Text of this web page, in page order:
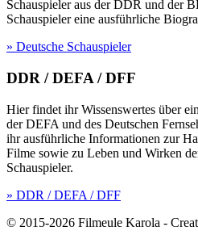
Schauspieler aus der DDR und der
Schauspieler eine ausführliche
» Deutsche Schauspieler
DDR / DEFA / DFF
Hier findet ihr Wissenswertes über
der DEFA und des Deutschen
ihr ausführliche Informationen zur
Filme sowie zu Leben und Wirken
Schauspieler.
» DDR / DEFA / DFF
© 2015-2026 Filmeule Karola -